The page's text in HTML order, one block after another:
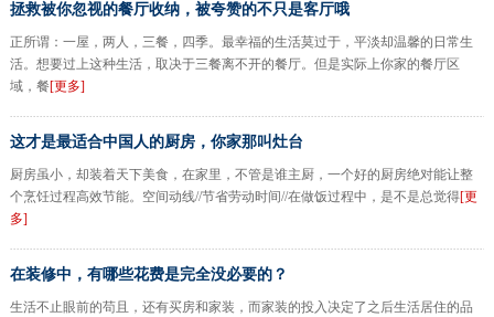
拯救被你忽视的餐厅收纳，被夸赞的不只是客厅哦
正所谓：一屋，两人，三餐，四季。最幸福的生活莫过于，平淡却温馨的日常生
活。想要过上这种生活，取决于三餐离不开的餐厅。但是实际上你家的餐厅区
域，餐[更多]
这才是最适合中国人的厨房，你家那叫灶台
厨房虽小，却装着天下美食，在家里，不管是谁主厨，一个好的厨房绝对能让整
个烹饪过程高效节能。空间动线//节省劳动时间//在做饭过程中，是不是总觉得[更
多]
在装修中，有哪些花费是完全没必要的？
生活不止眼前的苟且，还有买房和家装，而家装的投入决定了之后生活居住的品